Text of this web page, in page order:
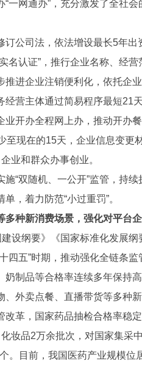
一网通办”，充分激发了全社
订公司法，依法增设最长5年
名认证”，推行企业名称、经
进企业注销便利化，依托企
经营主体通过简易程序最短21
开办全程网上办，推动开办
至现在的15天，企业信息变
业和群众办事创业。
施“双随机、一公开”监管，持
，着力防范“小过重罚”。
多种新消费场景，强化对平台
建设纲要》《国家标准化发展
四五”时期，推动强化全链条
奶制品等合格率连续多年保持
、外卖点餐、直播带货等多种
改革，国家药品抽检合格率稳
妆品2万余批次，对国家集采
。目前，我国医药产业规模